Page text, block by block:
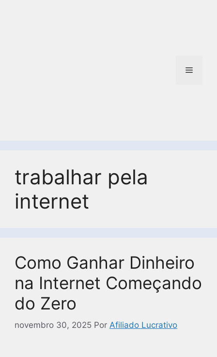
trabalhar pela
internet
Como Ganhar Dinheiro
na Internet Começando
do Zero
novembro 30, 2025 Por Afiliado Lucrativo